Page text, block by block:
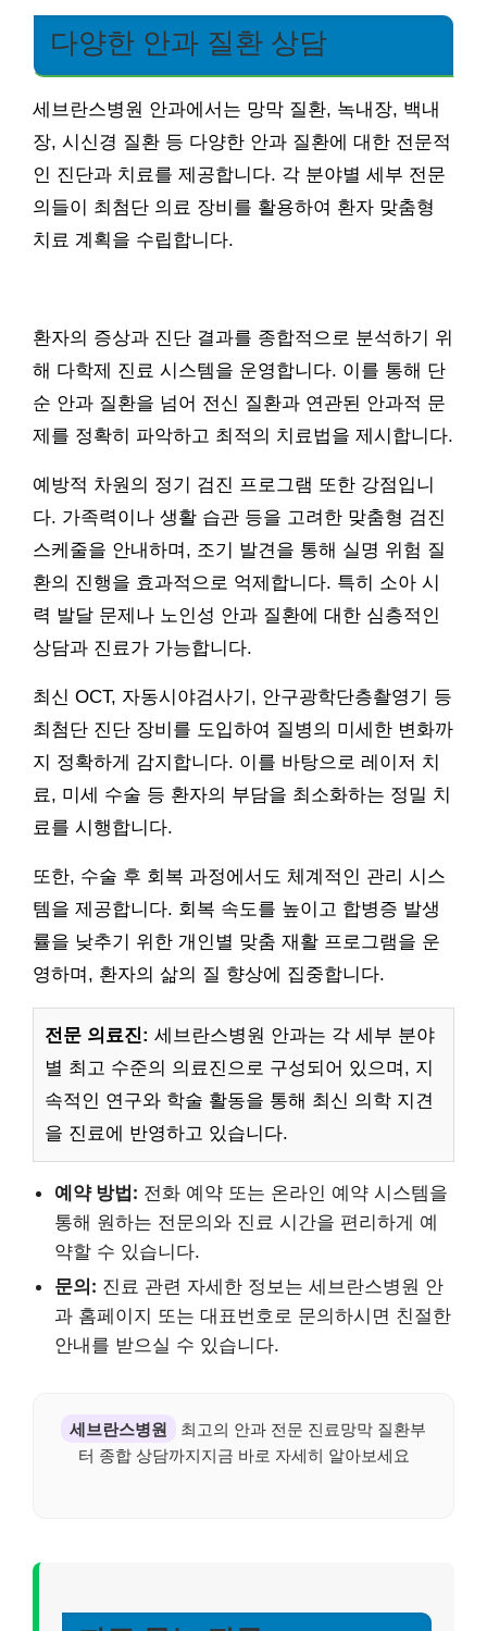
다양한 안과 질환 상담
세브란스병원 안과에서는 망막 질환, 녹내장, 백내
장, 시신경 질환 등 다양한 안과 질환에 대한 전문적
인 진단과 치료를 제공합니다. 각 분야별 세부 전문
의들이 최첨단 의료 장비를 활용하여 환자 맞춤형
치료 계획을 수립합니다.
환자의 증상과 진단 결과를 종합적으로 분석하기 위
해 다학제 진료 시스템을 운영합니다. 이를 통해 단
순 안과 질환을 넘어 전신 질환과 연관된 안과적 문
제를 정확히 파악하고 최적의 치료법을 제시합니다.
예방적 차원의 정기 검진 프로그램 또한 강점입니
다. 가족력이나 생활 습관 등을 고려한 맞춤형 검진
스케줄을 안내하며, 조기 발견을 통해 실명 위험 질
환의 진행을 효과적으로 억제합니다. 특히 소아 시
력 발달 문제나 노인성 안과 질환에 대한 심층적인
상담과 진료가 가능합니다.
최신 OCT, 자동시야검사기, 안구광학단층촬영기 등
최첨단 진단 장비를 도입하여 질병의 미세한 변화까
지 정확하게 감지합니다. 이를 바탕으로 레이저 치
료, 미세 수술 등 환자의 부담을 최소화하는 정밀 치
료를 시행합니다.
또한, 수술 후 회복 과정에서도 체계적인 관리 시스
템을 제공합니다. 회복 속도를 높이고 합병증 발생
률을 낮추기 위한 개인별 맞춤 재활 프로그램을 운
영하며, 환자의 삶의 질 향상에 집중합니다.
전문 의료진: 세브란스병원 안과는 각 세부 분야
별 최고 수준의 의료진으로 구성되어 있으며, 지
속적인 연구와 학술 활동을 통해 최신 의학 지견
을 진료에 반영하고 있습니다.
예약 방법: 전화 예약 또는 온라인 예약 시스템을
통해 원하는 전문의와 진료 시간을 편리하게 예
약할 수 있습니다.
문의: 진료 관련 자세한 정보는 세브란스병원 안
과 홈페이지 또는 대표번호로 문의하시면 친절한
안내를 받으실 수 있습니다.
세브란스병원
최고의 안과 전문 진료망막 질환부
터 종합 상담까지지금 바로 자세히 알아보세요